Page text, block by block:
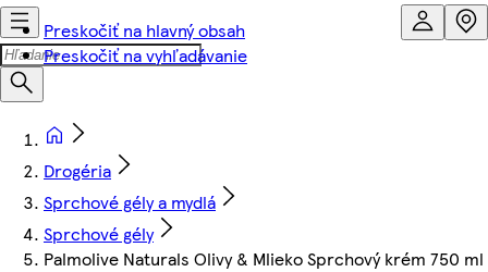
Preskočiť na hlavný obsah
Preskočiť na vyhľadávanie
Drogéria
Sprchové gély a mydlá
Sprchové gély
Palmolive Naturals Olivy & Mlieko Sprchový krém 750 ml